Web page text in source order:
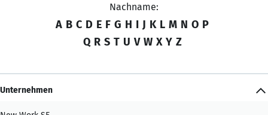
Nachname:
A B C D E F G H I J K L M N O P
Q R S T U V W X Y Z
Unternehmen